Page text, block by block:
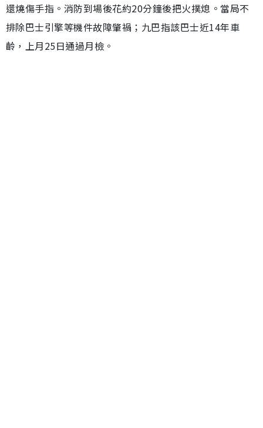
還燒傷手指。消防到場後花約20分鐘後把火撲熄。當局不
排除巴士引擎等機件故障肇禍；九巴指該巴士近14年車
齡，上月25日通過月檢。